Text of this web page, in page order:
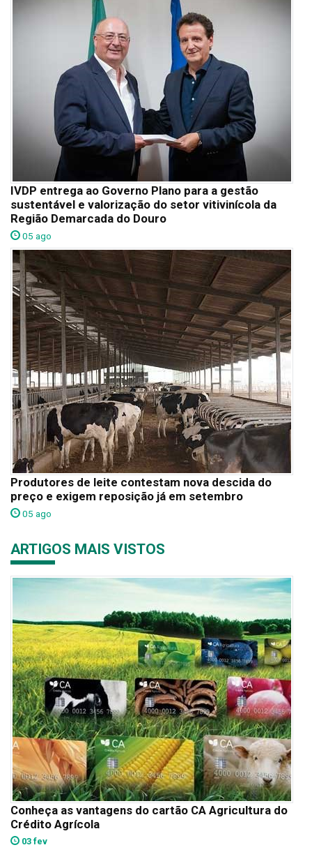
IVDP entrega ao Governo Plano para a gestão
sustentável e valorização do setor vitivinícola da
Região Demarcada do Douro
05 ago
Produtores de leite contestam nova descida do
preço e exigem reposição já em setembro
05 ago
ARTIGOS MAIS VISTOS
Conheça as vantagens do cartão CA Agricultura do
Crédito Agrícola
03 fev